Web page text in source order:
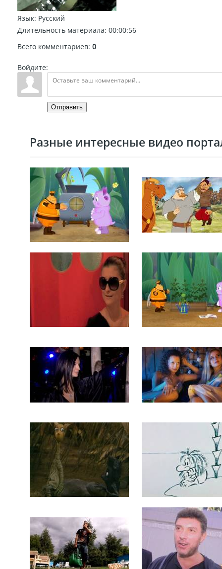
Язык: Русский
Длительность материала: 00:00:56
Всего комментариев: 0
Войдите:
Отправить
Разные интересные видео